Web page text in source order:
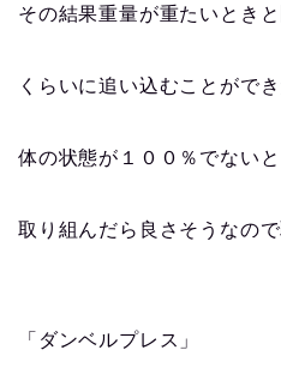
その結果重量が重たいとき
くらいに追い込むことがで
体の状態が１００％でない
取り組んだら良さそうなの
「ダンベルプレス」